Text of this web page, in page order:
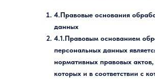
4.Правовые основания
данных
4.1.Правовым основанием
персональных данных
нормативных правовых
которых и в соответствии с